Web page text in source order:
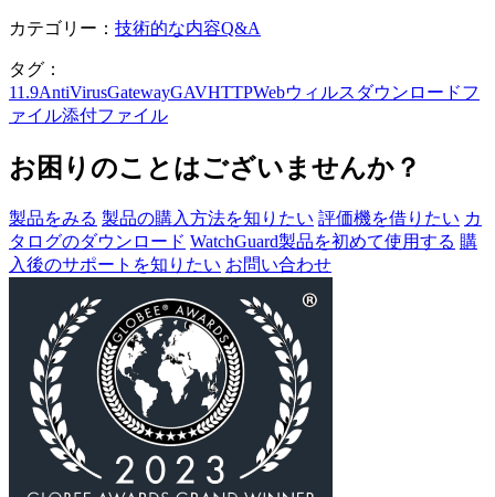
カテゴリー： 技術的な内容Q&A
タグ：
11.9AntiVirusGatewayGAVHTTPWebウィルス ダウンロードフ
ァイル添付ファイル
お困りのことはございませんか？
製品をみる 製品の購入方法を知りたい 評価機を借りたい カ
タログのダウンロード WatchGuard製品を初めて使用する 購
入後のサポートを知りたい お問い合わせ